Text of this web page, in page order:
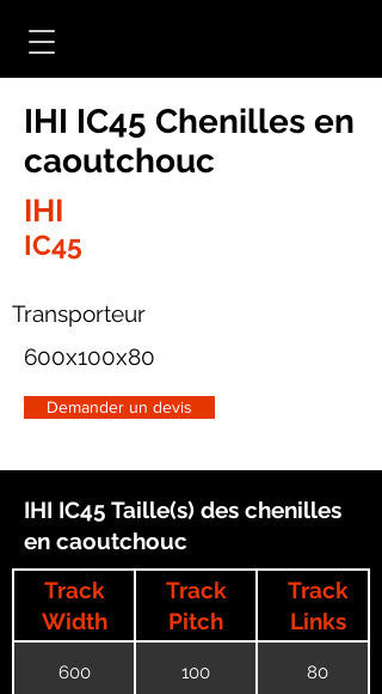
IHI IC45 Chenilles en
caoutchouc
IHI
IC45
Transporteur
600x100x80
Demander un devis
IHI IC45 Taille(s) des chenilles
en caoutchouc
Track
Width
Track
Pitch
Track
Links
600 100 80